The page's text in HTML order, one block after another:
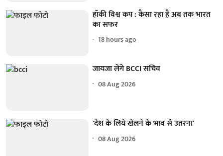
हॉकी विश्व कप : कैसा रहा है अब तक भारत
का सफर
18 hours ago
जायजा लेंगे BCCI सचिव
08 Aug 2026
'देश के लिये खेलने के भाव से उतरना'
08 Aug 2026